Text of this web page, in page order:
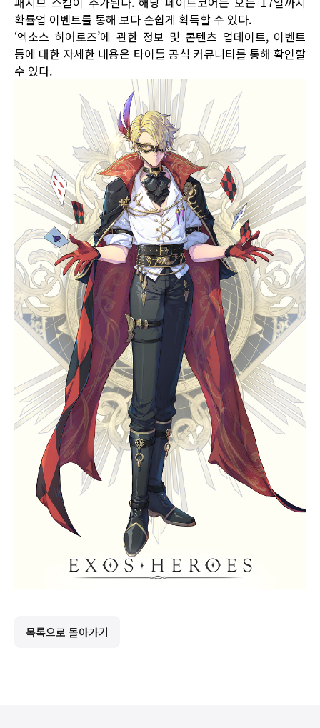
확률업 이벤트를 통해 보다 손쉽게 획득할 수 있다.
‘엑소스 히어로즈’에 관한 정보 및 콘텐츠 업데이트, 이벤트
등에 대한 자세한 내용은 타이틀 공식 커뮤니티를 통해 확인할
수 있다.
목록으로 돌아가기